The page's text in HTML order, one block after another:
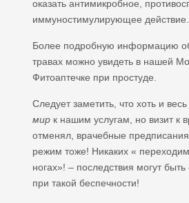
оказать антимикробное,
иммуностимулирующее действие.
Более подробную информацию
травах можно увидеть в нашей
Фитоаптечке при простуде.
Следует заметить, что хоть и весь
мирк нашим услугам, но визит к
отменял, врачебные
режим тоже! Никаких «
ногах»! – последствия могут
при такой беспечности!